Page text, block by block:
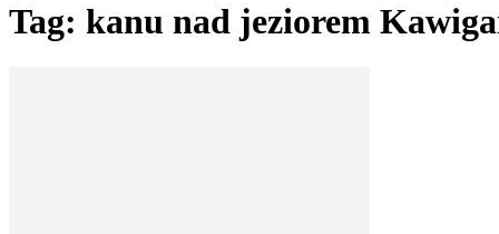
Tag: kanu nad jeziorem